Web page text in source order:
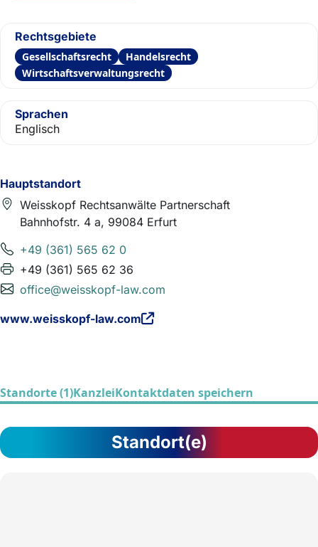
Hauptstandort
Weisskopf Rechtsanwälte Partnerschaft
Bahnhofstr. 4 a, 99084 Erfurt
+49 (361) 565 62 0
+49 (361) 565 62 36
office@weisskopf-law.com
www.weisskopf-law.com
Rechtsgebiete
Gesellschaftsrecht
Handelsrecht
Wirtschaftsverwaltungsrecht
Sprachen
Englisch
Standorte (1)KanzleiKontaktdaten speichern
Standort(e)